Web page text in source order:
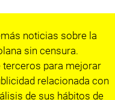
noticias sobre la
sin censura.
para mejorar
relacionada con
de sus hábitos de